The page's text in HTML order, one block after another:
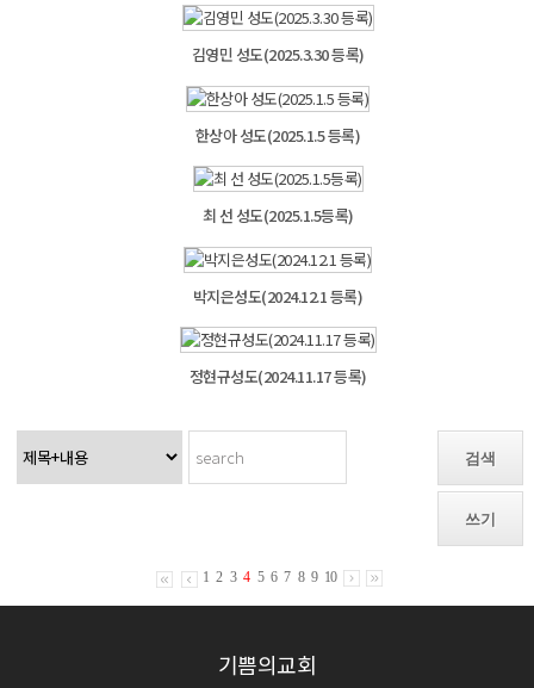
김영민 성도(2025.3.30 등록)
한상아 성도(2025.1.5 등록)
최 선 성도(2025.1.5등록)
박지은성도(2024.12.1 등록)
정현규성도(2024.11.17 등록)
검색
쓰기
1 2 3 4 5 6 7 8 9 10
기쁨의교회